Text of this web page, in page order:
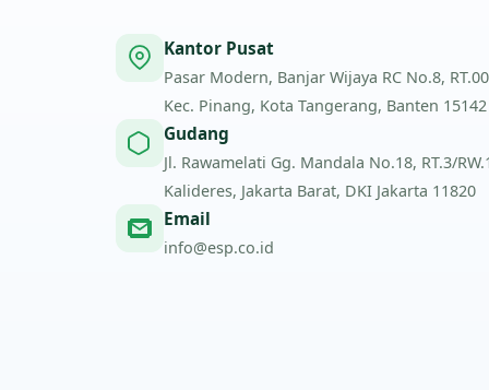
Kantor Pusat
Pasar Modern, Banjar Wijaya RC No.8,
Kec. Pinang, Kota Tangerang, Banten 15142
Gudang
Jl. Rawamelati Gg. Mandala No.18, RT.3/
Kalideres, Jakarta Barat, DKI Jakarta 11820
Email
info@esp.co.id